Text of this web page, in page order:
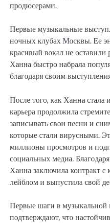
продюсерами.
Первые музыкальные
ночных клубах Москвы. Ее
красивый вокал не
Ханна быстро набрала
благодаря своим
После того, как Ханна стала
карьера продолжила
записывать свои песни и
которые стали вирусными.
миллионы просмотров и
социальных медиа.
Ханна заключила контракт
лейблом и выпустила свой
Первые шаги в
подтверждают, что